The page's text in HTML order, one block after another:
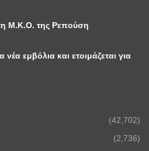
Μ.Κ.Ο. της Ρεπούση
νέα εμβόλια και ετοιμάζεται για
(42,702)
(2,736)